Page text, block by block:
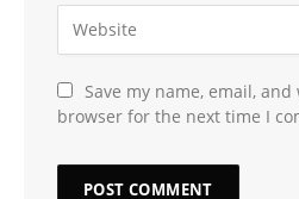
Save my name, email,
browser for the next time I